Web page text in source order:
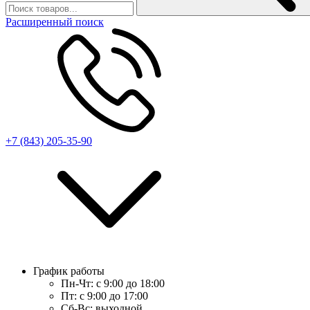
Расширенный поиск
+7 (843) 205-35-90
График работы
Пн-Чт: с 9:00 до 18:00
Пт: с 9:00 до 17:00